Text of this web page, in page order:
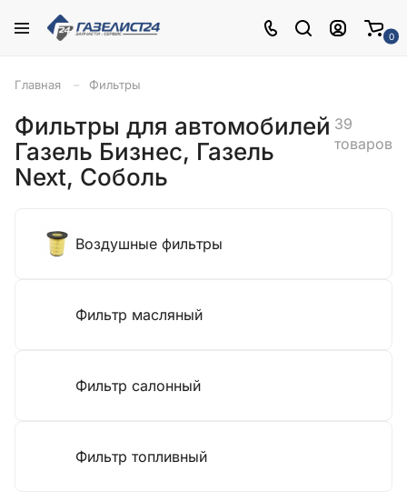
0
Главная Фильтры
Фильтры для автомобилей
Газель Бизнес, Газель
Next, Соболь
39
товаров
Воздушные фильтры
Фильтр масляный
Фильтр салонный
Фильтр топливный